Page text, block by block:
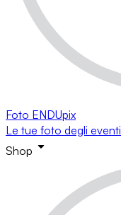
Foto ENDUpix
Le tue foto degli eventi
Shop